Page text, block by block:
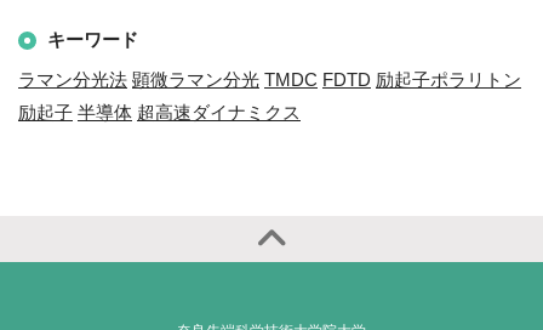
キーワード
ラマン分光法 顕微ラマン分光 TMDC FDTD 励起子ポラリトン
励起子 半導体 超高速ダイナミクス